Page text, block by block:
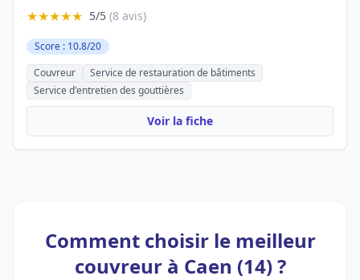
★★★★★ 5/5 (8 avis)
Score : 10.8/20
Couvreur
Service de restauration de bâtiments
Service d'entretien des gouttières
Voir la fiche
Comment choisir le meilleur
couvreur à Caen (14) ?